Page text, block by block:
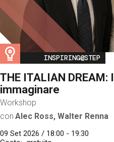
Image
INSPIRING@STEP
THE ITALIAN DREAM:
immaginare
Workshop
con Alec Ross, Walter Renna
09 Set 2026 / 18:00 - 19:30